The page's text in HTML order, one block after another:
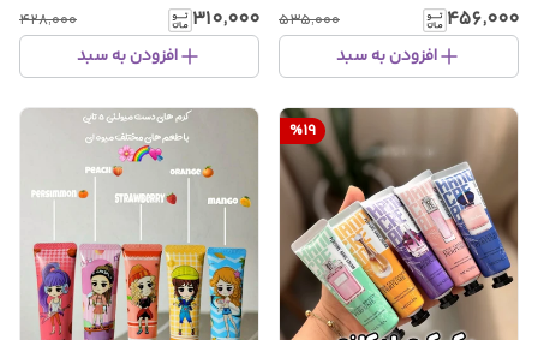
آبرسان/سوپر آبرسان /کلاژن ساز/
۵۰میل
۴۵۶٬۰۰۰ ۵۳۵٬۰۰۰
افزودن به سبد
۳۱۰٬۰۰۰ ۴۲۸٬۰۰۰
افزودن به سبد
%19